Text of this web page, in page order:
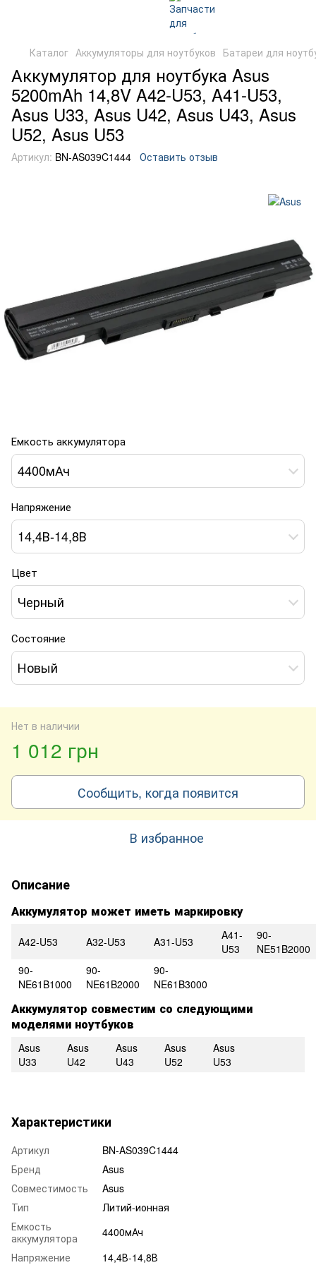
Каталог Аккумуляторы для ноутбуков Батареи для
Аккумулятор для ноутбука Asus
5200mAh 14,8V A42-U53, A41-U53,
Asus U33, Asus U42, Asus U43, Asus
U52, Asus U53
Артикул: BN-AS039C1444 Оставить отзыв
Емкость аккумулятора
4400мАч
Напряжение
14,4В-14,8В
Цвет
Черный
Состояние
Новый
Нет в наличии
1 012 грн
Сообщить, когда появится
В избранное
Описание
Аккумулятор может иметь маркировку
A42-U53 A32-U53 A31-U53
A41-
U53
90-
NE51B2000
90-
NE61B1000
90-
NE61B2000
90-
NE61B3000
Аккумулятор совместим со следующими
моделями ноутбуков
Asus
U33
Asus
U42
Asus
U43
Asus
U52
Asus
U53
Характеристики
Артикул
BN-AS039C1444
Бренд
Asus
Совместимость
Asus
Тип
Литий-ионная
Емкость
аккумулятора
4400мАч
Напряжение
14,4В-14,8В